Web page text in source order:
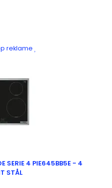
reklame
SERIE 4 PIE645BB5E - 4
STÅL